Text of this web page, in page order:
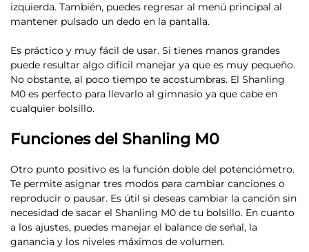
izquierda. También, puedes regresar al menú principal al
mantener pulsado un dedo en la pantalla.
Es práctico y muy fácil de usar. Si tienes manos grandes
puede resultar algo difícil manejar ya que es muy pequeño.
No obstante, al poco tiempo te acostumbras. El Shanling
M0 es perfecto para llevarlo al gimnasio ya que cabe en
cualquier bolsillo.
Funciones del Shanling M0
Otro punto positivo es la función doble del potenciómetro.
Te permite asignar tres modos para cambiar canciones o
reproducir o pausar. Es útil si deseas cambiar la canción sin
necesidad de sacar el Shanling M0 de tu bolsillo. En cuanto
a los ajustes, puedes manejar el balance de señal, la
ganancia y los niveles máximos de volumen.